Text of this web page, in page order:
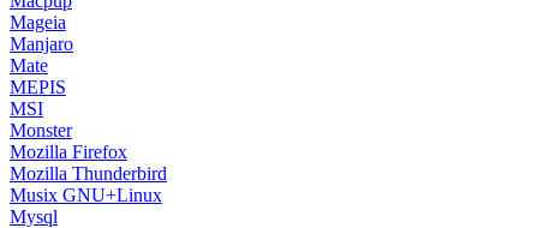
Mageia
Manjaro
Mate
MEPIS
MSI
Monster
Mozilla Firefox
Mozilla Thunderbird
Musix GNU+Linux
Mysql